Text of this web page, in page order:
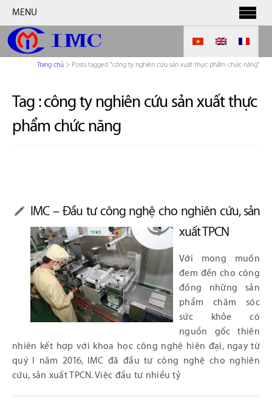
MENU
Trang chủ > Posts tagged "công ty nghiên cứu sản xuất thực phẩm chức năng"
Tag :công ty nghiên cứu sản xuất thực
phẩm chức năng
IMC – Đầu tư công nghệ cho nghiên cứu, sản
xuất TPCN
Với mong muốn
đem đến cho cộng
đồng những sản
phẩm chăm sóc
sức khỏe có
nguồn gốc thiên
nhiên kết hợp với khoa học công nghệ hiện đại, ngay từ
quý I năm 2016, IMC đã đầu tư công nghệ cho nghiên
cứu, sản xuất TPCN. Việc đầu tư nhiều tỷ